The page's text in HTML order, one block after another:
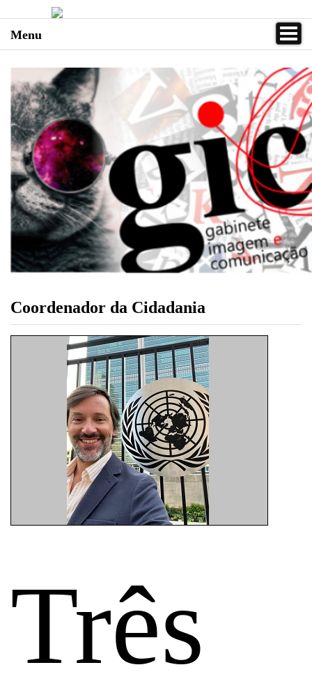
Menu
Coordenador da Cidadania
Três